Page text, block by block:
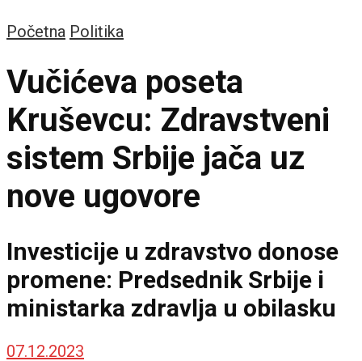
Početna Politika
Vučićeva poseta
Kruševcu: Zdravstveni
sistem Srbije jača uz
nove ugovore
Investicije u zdravstvo donose
promene: Predsednik Srbije i
ministarka zdravlja u obilasku
07.12.2023